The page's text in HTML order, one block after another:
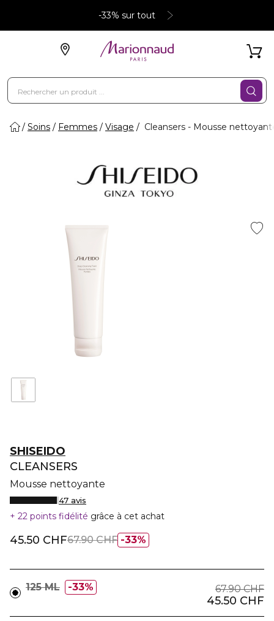
-33% sur tout
Soins Femmes Visage Cleansers - Mousse
SHISEIDO
CLEANSERS
Mousse nettoyante
47 avis
22 points fidélité grâce à cet achat
33%
45.50 CHF67.90 CHF
125 ML 33% 67.90 CHF
45.50 CHF